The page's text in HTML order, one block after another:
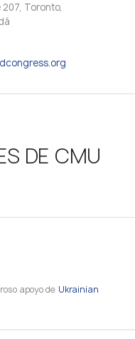
207, Toronto,
DE CMU
apoyo de Ukrainian